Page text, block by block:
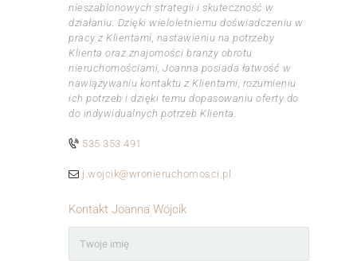
nieszablonowych strategii i skuteczność w
działaniu. Dzięki wieloletniemu doświadczeniu w
pracy z Klientami, nastawieniu na potrzeby
Klienta oraz znajomości branży obrotu
nieruchomościami, Joanna posiada łatwość w
nawiązywaniu kontaktu z Klientami, rozumieniu
ich potrzeb i dzięki temu dopasowaniu oferty do
do indywidualnych potrzeb Klienta.
535 353 491
j.wojcik@wronieruchomosci.pl
Kontakt Joanna Wójcik